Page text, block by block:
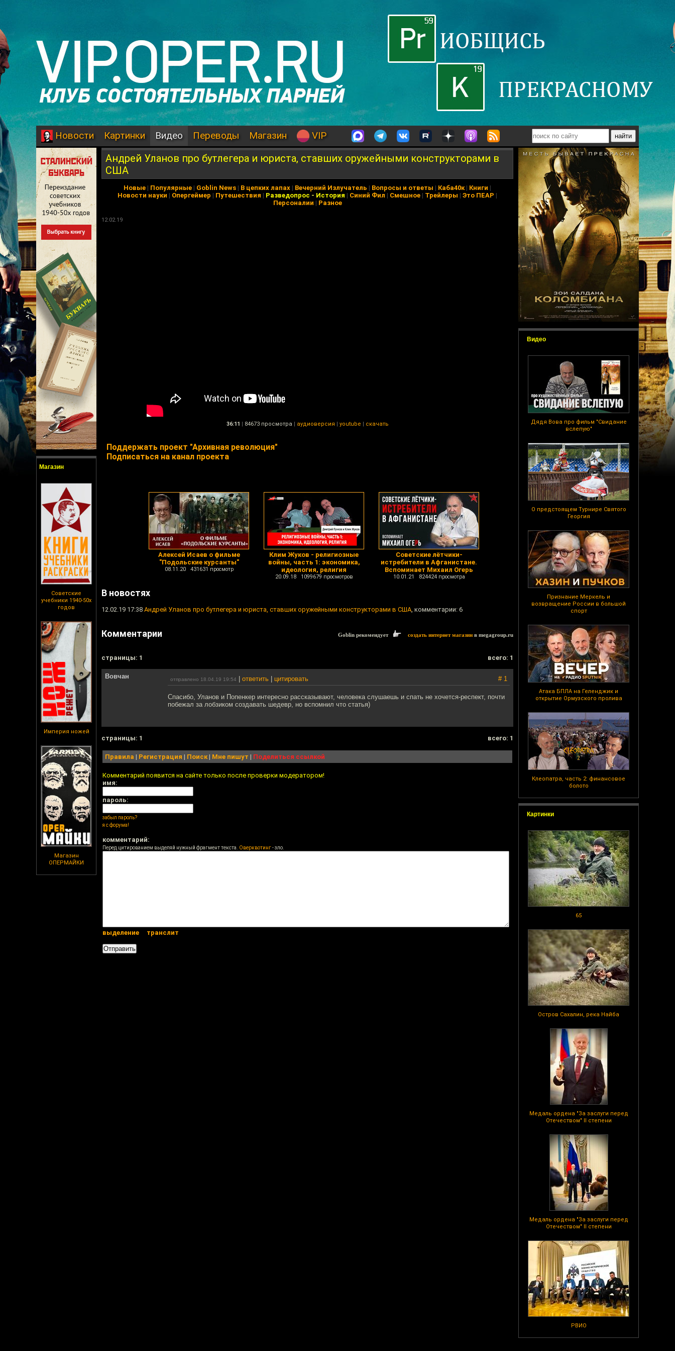
Новости Картинки Видео Переводы Магазин VIP
Магазин
Советские
учебники 1940-50х
годов
Империя ножей
Магазин
ОПЕРМАЙКИ
Видео
Дядя Вова про фильм "Свидание
вслепую"
О предстоящем Турнире Святого
Георгия
Признание Меркель и
возвращение России в большой
спорт
Атака БПЛА на Геленджик и
открытие Ормузского пролива
Клеопатра, часть 2: финансовое
болото
Картинки
65
Остров Сахалин, река Найба
Медаль ордена "За заслуги перед
Отечеством" II степени
Медаль ордена "За заслуги перед
Отечеством" II степени
РВИО
Андрей Уланов про бутлегера и юриста, ставших оружейными конструкторами в
США
Новые | Популярные | Goblin News | В цепких лапах | Вечерний Излучатель | Вопросы и ответы | Каба40к| Книги |
Новости науки | Опергеймер | Путешествия | Разведопрос - История | Синий Фил | Смешное | Трейлеры | Это ПЕАР |
Персоналии | Разное
12.02.19
36:11 | 84673 просмотра | аудиоверсия | youtube | скачать
Поддержать проект "Архивная революция"
Подписаться на канал проекта
Алексей Исаев о фильме
"Подольские курсанты"
08.11.20 431631 просмотр
Клим Жуков - религиозные
войны, часть 1: экономика,
идеология, религия
20.09.18 1099679 просмотров
Советские лётчики-
истребители в Афганистане.
Вспоминает Михаил Огерь
10.01.21 824424 просмотра
В новостях
12.02.19 17:38 Андрей Уланов про бутлегера и юриста, ставших оружейными конструкторами в США, комментарии: 6
Комментарии Goblin рекомендует создать интернет магазин в megagroup.ru
cтраницы: 1 всего: 1
Вовчан отправлено 18.04.19 19:54 ответить цитировать # 1
Спасибо, Уланов и Попенкер интересно рассказывают, человека слушаешь и спать не хочется-респект, почти
побежал за лобзиком создавать шедевр, но вспомнил что статья)
cтраницы: 1 всего: 1
Правила | Регистрация | Поиск| Мне пишут | Поделиться ссылкой
Комментарий появится на сайте только после проверки модератором!
имя:
пароль:
забыл пароль?
я с форума!
комментарий:
Перед цитированием выделяй нужный фрагмент текста. Оверквотинг- зло.
выделение транслит